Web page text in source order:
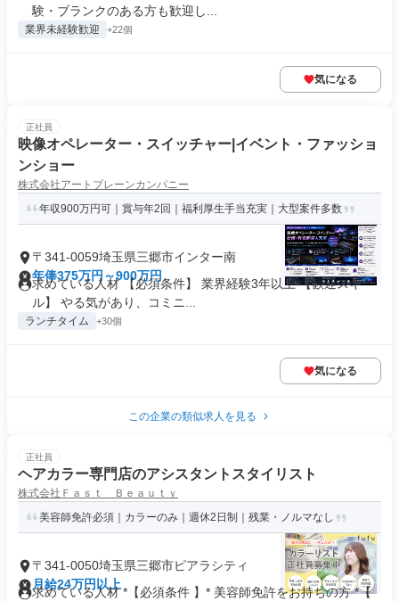
験・ブランクのある方も歓迎し...
業界未経験歓迎 +22個
気になる
正社員
映像オペレーター・スイッチャー|イベント・ファッショ
ンショー
株式会社アートブレーンカンパニー
年収900万円可｜賞与年2回｜福利厚生手当充実｜大型案件多数
〒341-0059埼玉県三郷市インター南
年俸375万円～900万円
求めている人材 【必須条件】 業界経験3年以上 【歓迎スキ
ル】 やる気があり、コミニ...
ランチタイム +30個
気になる
この企業の類似求人を見る
正社員
ヘアカラー専門店のアシスタントスタイリスト
株式会社Ｆａｓｔ Ｂｅａｕｔｙ
美容師免許必須｜カラーのみ｜週休2日制｜残業・ノルマなし
〒341-0050埼玉県三郷市ピアラシティ
月給24万円以上
求めている人材 *【必須条件 】* 美容師免許をお持ちの方 *【